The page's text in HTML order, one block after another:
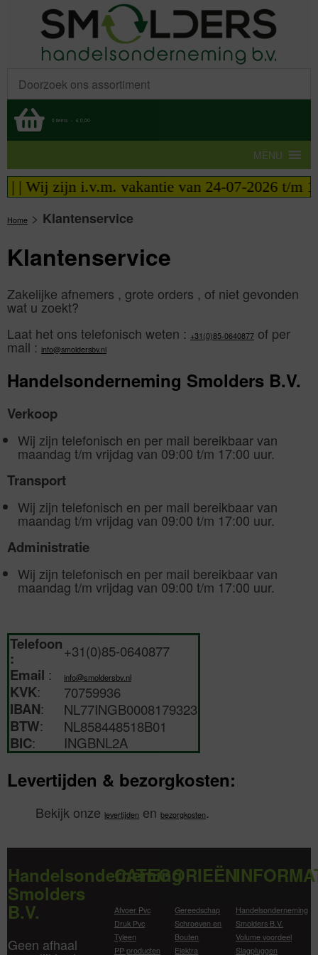
0 items - € 0,00
MENU
Wij zijn i.v.m. vakantie van 24-07-2026 t/m
Home > Klantenservice
Klantenservice
Zakelijke afnemers , grote orders , of niet gevonden
wat u zoekt?
Laat het ons telefonisch weten : +31(0)85-0640877 of per
mail : info@smoldersbv.nl
Handelsonderneming Smolders B.V.
Verkoop
Wij zijn telefonisch en per mail bereikbaar van
maandag t/m vrijdag van 09:00 t/m 17:00 uur.
Transport
Wij zijn telefonisch en per mail bereikbaar van
maandag t/m vrijdag van 09:00 t/m 17:00 uur.
Administratie
Wij zijn telefonisch en per mail bereikbaar van
maandag t/m vrijdag van 09:00 t/m 17:00 uur.
Telefoon
: +31(0)85-0640877
Email : info@smoldersbv.nl
KVK: 70759936
IBAN: NL77INGB0008179323
BTW: NL858448518B01
BIC: INGBNL2A
Levertijden & bezorgkosten:
Bekijk onze levertijden en bezorgkosten .
Handelsonderneming
Smolders
B.V.
Geen afhaal
CATEGORIEËN
Afvoer Pvc
Druk Pvc
Tyleen
PP producten
Gereedschap
Schroeven en
Bouten
Elektra
Handelsonderneming
Smolders B.V.
Volume voordeel
Slagpluggen